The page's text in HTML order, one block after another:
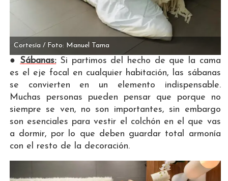
Cortesía / Foto: Manuel Tama
● Sábanas:Si partimos del hecho de que la cama
es el eje focal en cualquier habitación, las sábanas
se convierten en un elemento indispensable.
Muchas personas pueden pensar que porque no
siempre se ven, no son importantes, sin embargo
son esenciales para vestir el colchón en el que vas
a dormir, por lo que deben guardar total armonía
con el resto de la decoración.